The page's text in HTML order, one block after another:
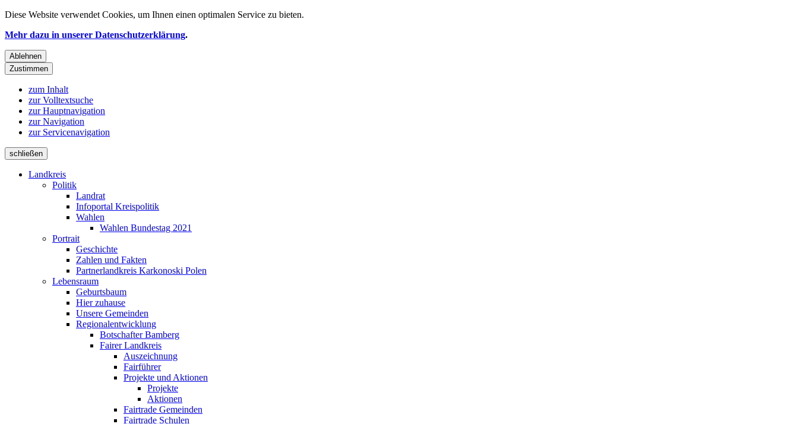
Diese Website verwendet Cookies, um Ihnen einen optimalen Service zu bieten.
Mehr dazu in unserer Datenschutzerklärung.
Ablehnen
Zustimmen
zum Inhalt
zur Volltextsuche
zur Hauptnavigation
zur Navigation
zur Servicenavigation
schließen
Landkreis
Politik
Landrat
Infoportal Kreispolitik
Wahlen
Wahlen Bundestag 2021
Portrait
Geschichte
Zahlen und Fakten
Partnerlandkreis Karkonoski Polen
Lebensraum
Geburtsbaum
Hier zuhause
Unsere Gemeinden
Regionalentwicklung
Botschafter Bamberg
Fairer Landkreis
Auszeichnung
Fairführer
Projekte und Aktionen
Projekte
Aktionen
Fairtrade Gemeinden
Fairtrade Schulen